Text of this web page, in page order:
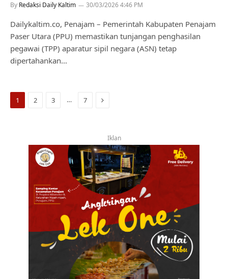
By Redaksi Daily Kaltim 30/03/2026 4:46 PM
Dailykaltim.co, Penajam – Pemerintah Kabupaten Penajam
Paser Utara (PPU) memastikan tunjangan penghasilan
pegawai (TPP) aparatur sipil negara (ASN) tetap
dipertahankan…
1 2 3 … 7 Next
Iklan